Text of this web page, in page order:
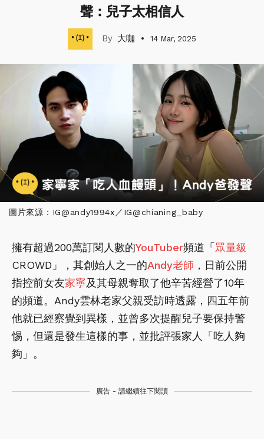
聲：兒子太相信人
大咖 14 Mar, 2025
圖片來源：IG@andy1994x／IG@chianing_baby
擁有超過200萬訂閱人數的YouTuber頻道「 眾量級
CROWD」，其創始人之一的Andy老師 ，日前公開
指控前女友家寧及其母親奪取了他辛苦經營了10年
的頻道。Andy雲林老家父親受訪時透露，四五年前
他就已經察覺到異樣，並曾多次提醒兒子要保持警
惕，但還是發生這樣的事，並批評張家人「吃人夠
夠」。
廣告 - 請繼續往下閱讀